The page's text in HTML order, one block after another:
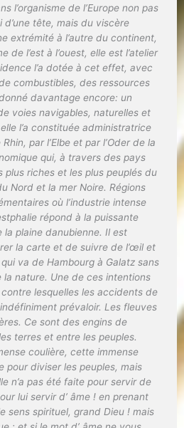
l’organisme de l’Europe non pas
d’une tête, mais du viscère
extrémité à l’autre du continent,
de l’est à l’ouest, elle est l’atelier
l’a dotée à cet effet, avec
combustibles, des ressources
davantage encore: un
voies navigables, naturelles et
l’a constituée administratrice
par l’Elbe et par l’Oder de la
qui, à travers des pays
plus riches et les plus peuplés du
Nord et la mer Noire. Régions
où l’industrie intense
répond à la puissante
plaine danubienne. Il est
la carte et de suivre de l’œil et
va de Hambourg à Galatz sans
nature. Une de ces intentions
lesquelles les accidents de
prévaloir. Les fleuves
Ce sont des engins de
terres et entre les peuples.
coulière, cette immense
pour diviser les peuples, mais
n’a pas été faite pour servir de
lui servir d’ âme ! en prenant
sens spirituel, grand Dieu ! mais